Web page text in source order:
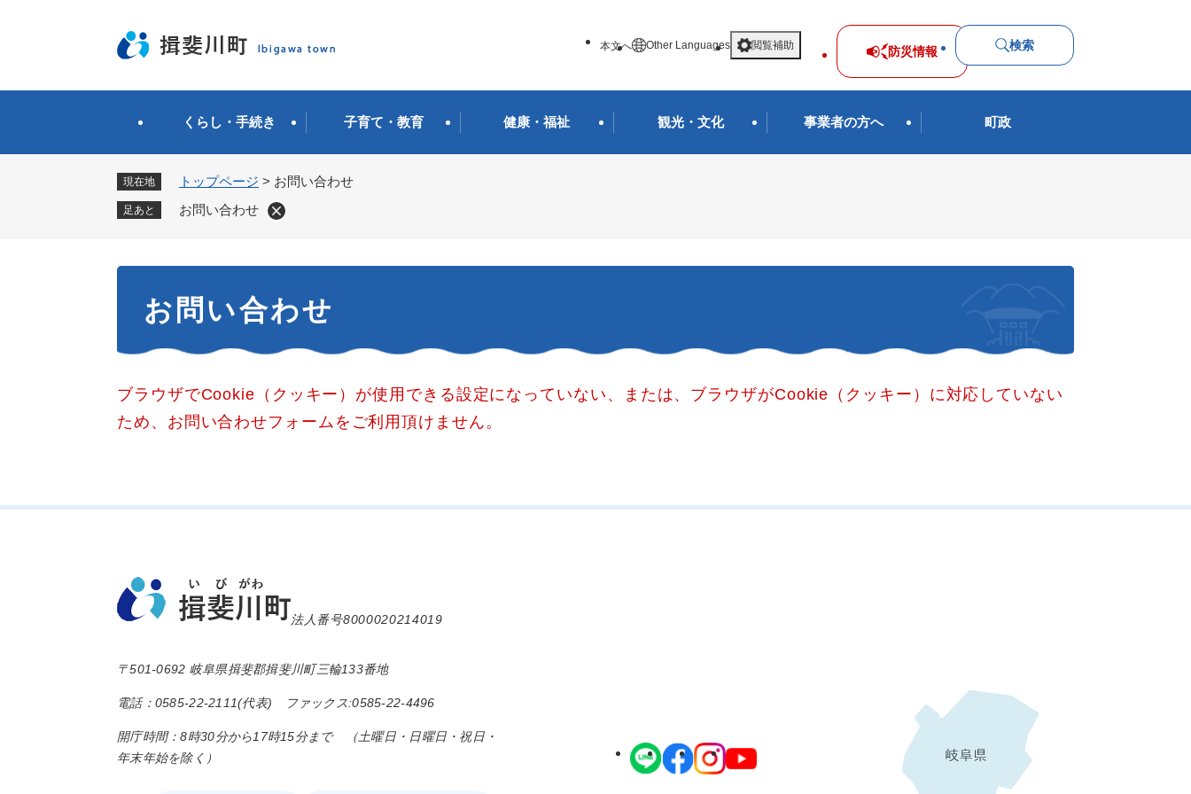
先
す
本文へ Other Languages 閲覧補助 防災情報 検索
くらし・手続き 子育て・教育 健康・福祉 観光・文化 事業者の方へ 町政
現在地 トップページ > お問い合わせ
足あと お問い合わせ
お問い合わせ
ブラウザでCookie（クッキー）が使用できる設定になっていない、または、ブラウザがCookie（クッキー）に対応していない
ため、お問い合わせフォームをご利用頂けません。
法人番号8000020214019
〒501-0692 岐阜県揖斐郡揖斐川町三輪133番地
電話：0585-22-2111(代表) ファックス:0585-22-4496
開庁時間：8時30分から17時15分まで （土曜日・日曜日・祝日・
年末年始を除く）